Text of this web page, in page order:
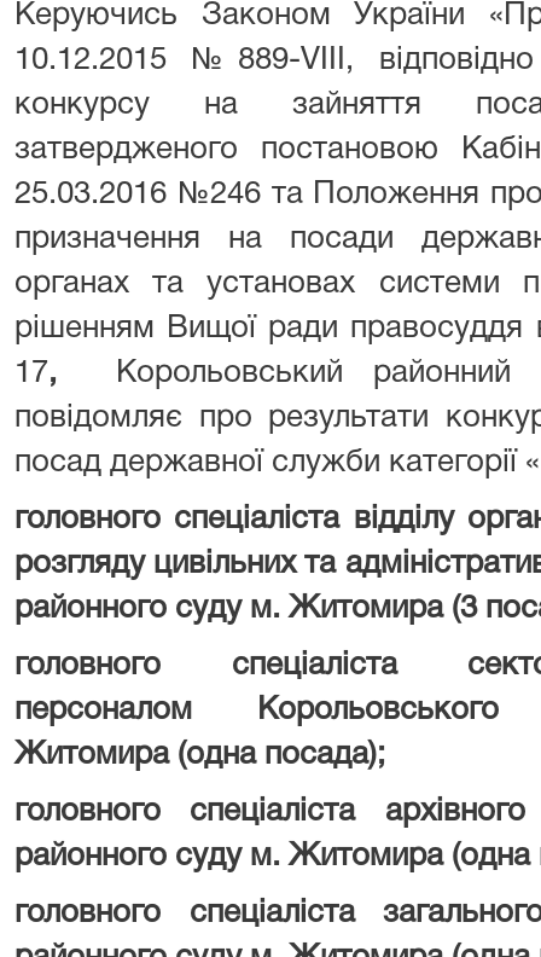
Керуючись Законом України
10.12.2015 №889-VIII,
конкурсу на зайняття
затвердженого постановою
25.03.2016 №246 та Положення
призначення на посади
органах та установах системи
рішенням Вищої ради
17,
Корольовський
повідомляє про результати
посад державної служби категорії
головного спеціаліста відділу
розгляду цивільних та
районного суду м. Житомира (3
головного спеціаліста
персоналом
Житомира (одна посада);
головного спеціаліста
районного суду м. Житомира (одна
головного спеціаліста